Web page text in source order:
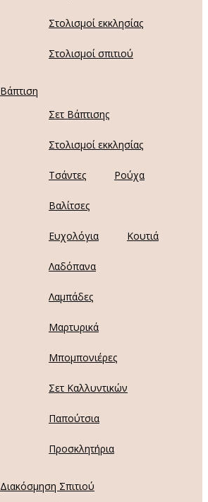
Στολισμοί εκκλησίας
Στολισμοί σπιτιού
Βάπτιση
Σετ Βάπτισης
Στολισμοί εκκλησίας
Τσάντες Ρούχα
Βαλίτσες
Ευχολόγια Κουτιά
Λαδόπανα
Λαμπάδες
Μαρτυρικά
Μπομπονιέρες
Σετ Καλλυντικών
Παπούτσια
Προσκλητήρια
Διακόσμηση Σπιτιού